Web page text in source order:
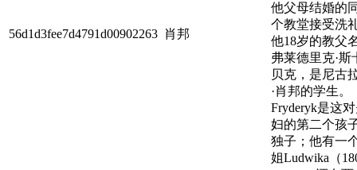
56d1d3fee7d4791d00902263 肖邦
他父母结婚的
个教堂接受洗
他18岁的教父
弗莱德里克·斯
贝克，是尼古
·肖邦的学生。
Fryderyk是这
妇的第二个孩
独子；他有一
姐Ludwika（